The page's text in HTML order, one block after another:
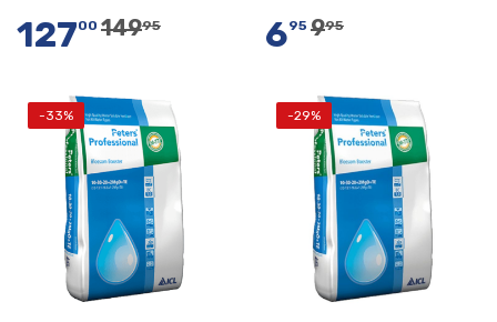
In Winkelwagen
12700 14995
In Winkelwagen
695 995
-33% -29%